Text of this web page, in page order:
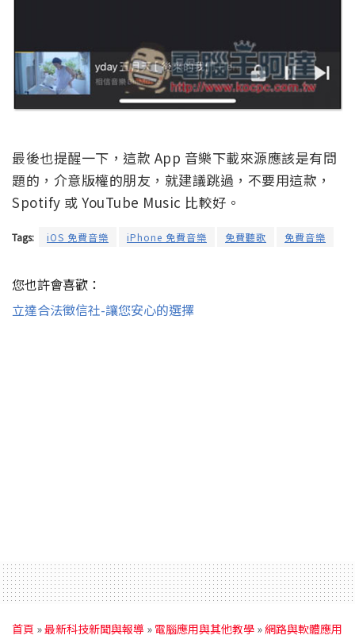
最後也提醒一下，這款 App 音樂下載來源應該是有問
題的，介意版權的朋友，就建議跳過，不要用這款，
Spotify 或 YouTube Music 比較好。
Tags: iOS 免費音樂 iPhone 免費音樂 免費聽歌 免費音樂
您也許會喜歡：
立達合法徵信社-讓您安心的選擇
首頁 »最新科技新聞與報導 » 電腦應用與其他教學 »網路與軟體應用